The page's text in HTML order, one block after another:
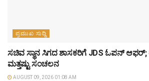
ಪ್ರಮುಖ ಸುದ್ದಿ
ಸಚಿವ ಸ್ಥಾನ ಸಿಗದ ಶಾಸಕರಿಗೆ JDS ಓಪನ್ ಆಫರ್;
ಮತ್ತಷ್ಟು ಸಂಚಲನ
AUGUST 09, 2026 01:08 AM